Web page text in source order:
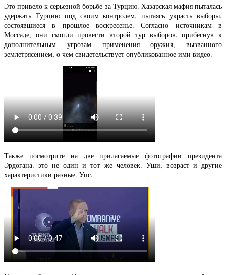
Это привело к серьезной борьбе за Турцию. Хазарская мафия пыталась
удержать Турцию под своим контролем, пытаясь украсть выборы,
состоявшиеся в прошлое воскресенье. Согласно источникам в
Моссаде, они смогли провести второй тур выборов, прибегнув к
дополнительным угрозам применения оружия, вызванного
землетрясением, о чем свидетельствует опубликованное ими видео.
Также посмотрите на две прилагаемые фотографии президента
Эрдогана. это не один и тот же человек. Уши, возраст и другие
характеристики разные. Упс.